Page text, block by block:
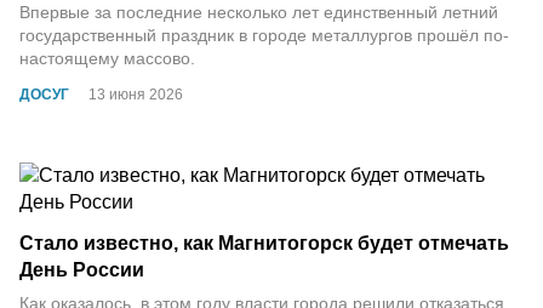
ДОСУГ 13 июня 2026
Впервые за последние несколько лет единственный летний
государственный праздник в городе металлургов прошёл по-
настоящему массово.
Стало известно, как Магнитогорск будет отмечать
День России
Как оказалось, в этом году власти города решили отказаться